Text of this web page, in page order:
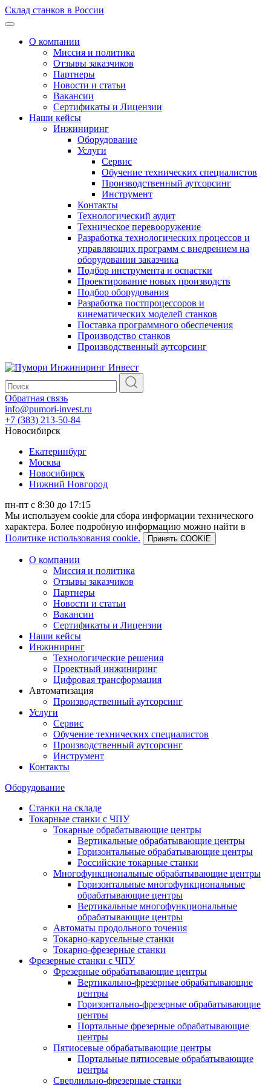
Склад станков в России
О компании
Миссия и политика
Отзывы заказчиков
Партнеры
Новости и статьи
Вакансии
Сертификаты и Лицензии
Наши кейсы
Инжиниринг
Оборудование
Услуги
Сервис
Обучение технических специалистов
Производственный аутсорсинг
Инструмент
Контакты
Технологический аудит
Техническое перевооружение
Разработка технологических процессов и
управляющих программ с внедрением на
оборудовании заказчика
Подбор инструмента и оснастки
Проектирование новых производств
Подбор оборудования
Разработка постпроцессоров и
кинематических моделей станков
Поставка программного обеспечения
Производство станков
Производственный аутсорсинг
Обратная связь
info@pumori-invest.ru
+7 (383) 213-50-84
Новосибирск
Екатеринбург
Москва
Новосибирск
Нижний Новгород
пн-пт с 8:30 до 17:15
Мы используем cookie для сбора информации технического
характера. Более подробную информацию можно найти в
Политике использования cookie.
Принять COOKIE
О компании
Миссия и политика
Отзывы заказчиков
Партнеры
Новости и статьи
Вакансии
Сертификаты и Лицензии
Наши кейсы
Инжиниринг
Технологические решения
Проектный инжиниринг
Цифровая трансформация
Автоматизация
Производственный аутсорсинг
Услуги
Сервис
Обучение технических специалистов
Производственный аутсорсинг
Инструмент
Контакты
Оборудование
Станки на складе
Токарные станки с ЧПУ
Токарные обрабатывающие центры
Вертикальные обрабатывающие центры
Горизонтальные обрабатывающие центры
Российские токарные станки
Многофункциональные обрабатывающие центры
Горизонтальные многофункциональные
обрабатывающие центры
Вертикальные многофункциональные
обрабатывающие центры
Автоматы продольного точения
Токарно-карусельные станки
Токарно-фрезерные станки
Фрезерные станки с ЧПУ
Фрезерные обрабатывающие центры
Вертикально-фрезерные обрабатывающие
центры
Горизонтально-фрезерные обрабатывающие
центры
Портальные фрезерные обрабатывающие
центры
Пятиосевые обрабатывающие центры
Портальные пятиосевые обрабатывающие
центры
Сверлильно-фрезерные станки